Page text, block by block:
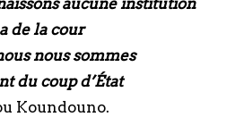
aucune institution
de la cour
nous sommes
du coup d’État
Koundouno.